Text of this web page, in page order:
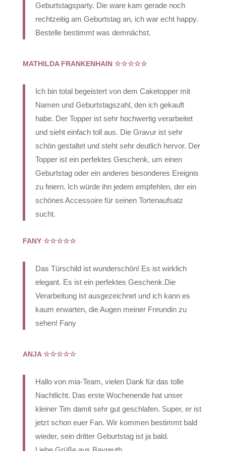
Geburtstagsparty. Die ware kam gerade noch
rechtzeitig am Geburtstag an, ich war echt happy.
Bestelle bestimmt was demnächst.
MATHILDA FRANKENHAIN☆☆☆☆☆
Ich bin total begeistert von dem Caketopper mit
Namen und Geburtstagszahl, den ich gekauft
habe. Der Topper ist sehr hochwertig verarbeitet
und sieht einfach toll aus. Die Gravur ist sehr
schön gestaltet und steht sehr deutlich hervor. Der
Topper ist ein perfektes Geschenk, um einen
Geburtstag oder ein anderes besonderes Ereignis
zu feiern. Ich würde ihn jedem empfehlen, der ein
schönes Accessoire für seinen Tortenaufsatz
sucht.
FANY ☆☆☆☆☆
Das Türschild ist wunderschön! Es ist wirklich
elegant. Es ist ein perfektes Geschenk.Die
Verarbeitung ist ausgezeichnet und ich kann es
kaum erwarten, die Augen meiner Freundin zu
sehen! Fany
ANJA☆☆☆☆☆
Hallo von mia-Team, vielen Dank für das tolle
Nachtlicht. Das erste Wochenende hat unser
kleiner Tim damit sehr gut geschlafen. Super, er ist
jetzt schon euer Fan. Wir kommen bestimmt bald
wieder, sein dritter Geburtstag ist ja bald.